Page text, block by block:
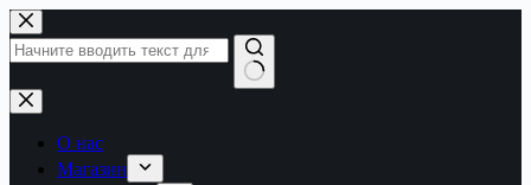
Перейти
к
сути
Ничего
не
найденоО нас
Магазин